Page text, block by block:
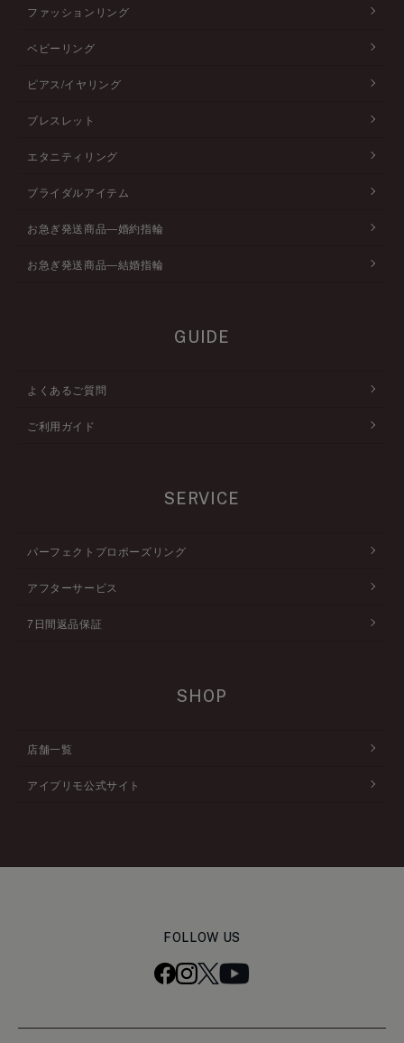
ファッションリング
ベビーリング
ピアス/イヤリング
ブレスレット
エタニティリング
ブライダルアイテム
お急ぎ発送商品―婚約指輪
お急ぎ発送商品―結婚指輪
GUIDE
よくあるご質問
ご利用ガイド
SERVICE
パーフェクトプロポーズリング
アフターサービス
7日間返品保証
SHOP
店舗一覧
アイプリモ公式サイト
FOLLOW US